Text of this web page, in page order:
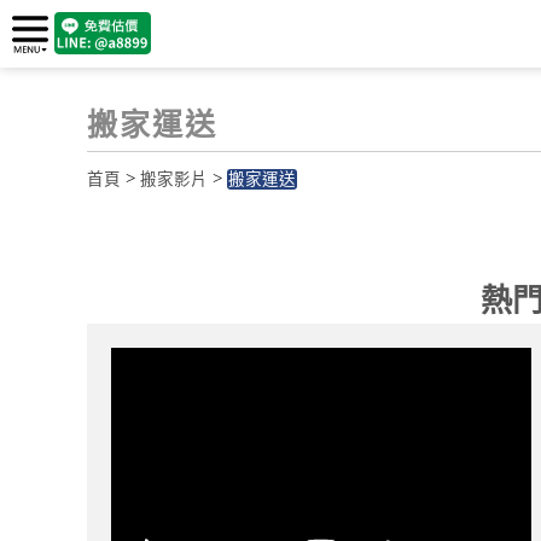
搬家運送
首頁 > 搬家影片 > 搬家運送
熱